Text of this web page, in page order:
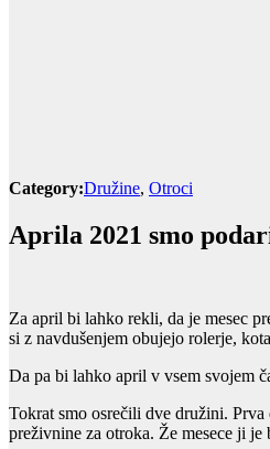
Category:Družine, Otroci
Aprila 2021 smo
Za april bi lahko rekli, da je mesec
si z navdušenjem obujejo rolerje,
Da pa bi lahko april v vsem svojem
Tokrat smo osrečili dve družini.
preživnine za otroka. Že mesece ji